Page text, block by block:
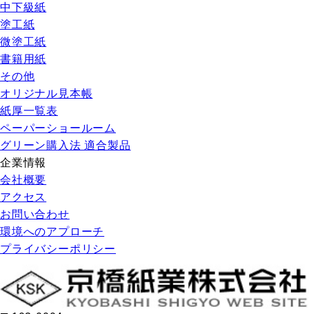
中下級紙
塗工紙
微塗工紙
書籍用紙
その他
オリジナル見本帳
紙厚一覧表
ペーパーショールーム
グリーン購入法 適合製品
企業情報
会社概要
アクセス
お問い合わせ
環境へのアプローチ
プライバシーポリシー